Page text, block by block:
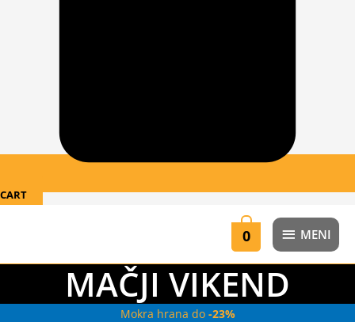
CART
MENI
MENI
0
MAČJI VIKEND
Mokra hrana do -23%